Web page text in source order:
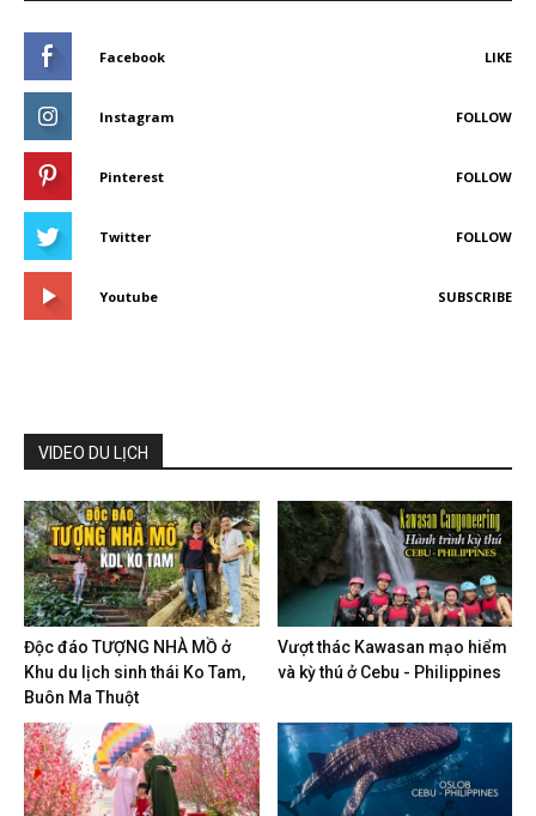
Facebook LIKE
Instagram FOLLOW
Pinterest FOLLOW
Twitter FOLLOW
Youtube SUBSCRIBE
VIDEO DU LỊCH
Độc đáo TƯỢNG NHÀ MỒ ở
Khu du lịch sinh thái Ko Tam,
Buôn Ma Thuột
Vượt thác Kawasan mạo hiểm
và kỳ thú ở Cebu - Philippines